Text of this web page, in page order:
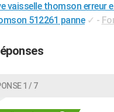
vaisselle thomson erreur
512261 panne ✓ -
1 / 7